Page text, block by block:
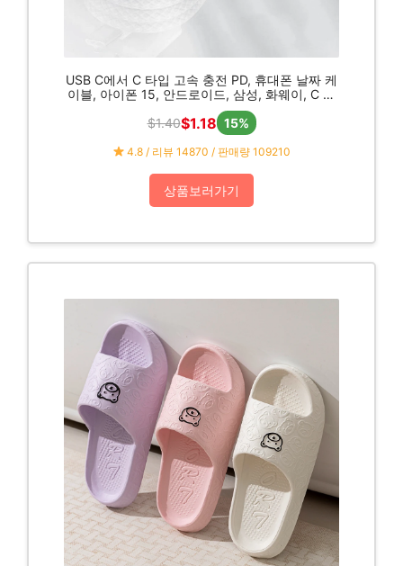
USB C에서 C 타입 고속 충전 PD, 휴대폰 날짜 케
이블, 아이폰 15, 안드로이드, 삼성, 화웨이, C 타
입 브레이드 충전기 케이블, 60W
$1.40$1.18 15%
4.8 / 리뷰 14870 / 판매량 109210
상품보러가기